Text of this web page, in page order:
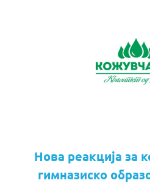
Нова реакција за
гимназиско